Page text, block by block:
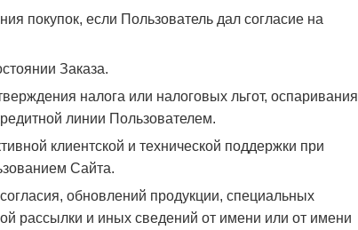
покупок, если Пользователь дал согласие на
Заказа.
налога или налоговых льгот, оспаривания
линии Пользователем.
клиентской и технической поддержки при
Сайта.
обновлений продукции, специальных
рассылки и иных сведений от имени или от имени